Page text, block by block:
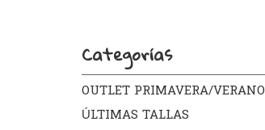
Categorías
OUTLET PRIMAVERA/VERANO
ÚLTIMAS TALLAS